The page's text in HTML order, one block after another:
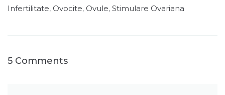
Infertilitate, Ovocite, Ovule, Stimulare Ovariana
5 Comments